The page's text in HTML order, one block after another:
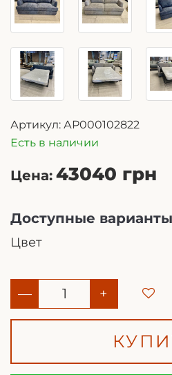
Артикул: АР000102822
Есть в наличии
Цена: 43040 грн
Доступные варианты
Цвет
— +